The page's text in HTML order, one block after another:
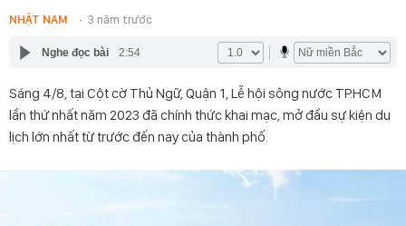
NHẬT NAM 3 năm trước
Nghe đọc bài 2:54
Sáng 4/8, tại Cột cờ Thủ Ngữ, Quận 1, Lễ hội sông nước TP.HCM
lần thứ nhất năm 2023 đã chính thức khai mạc, mở đầu sự kiện du
lịch lớn nhất từ trước đến nay của thành phố.